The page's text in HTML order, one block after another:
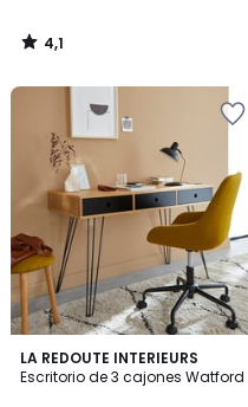
4,1
/
LA REDOUTE INTERIEURS
Escritorio de 3 cajones Watford
4,3
/ 5